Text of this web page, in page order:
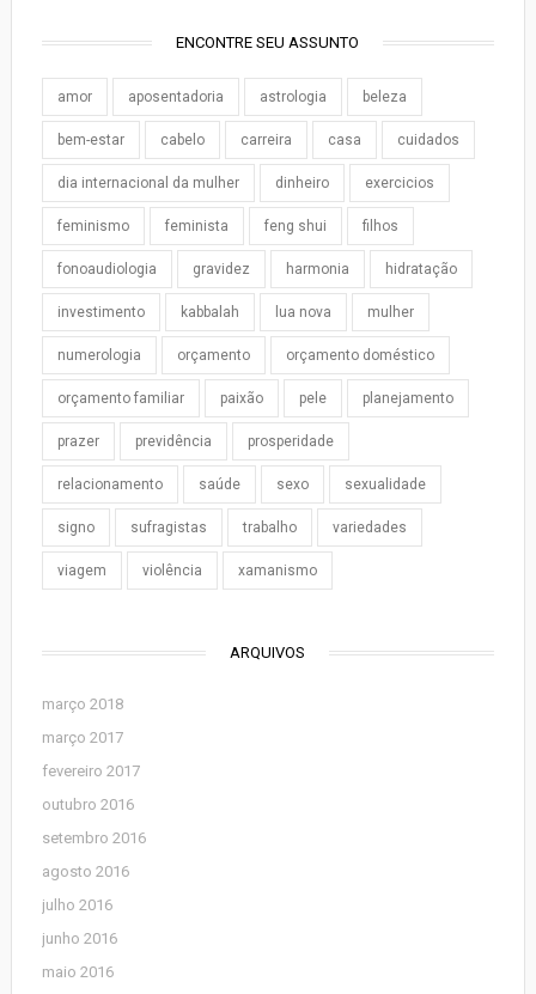
ENCONTRE SEU ASSUNTO
amor aposentadoria astrologia beleza
bem-estar cabelo carreira casa cuidados
dia internacional da mulher dinheiro exercicios
feminismo feminista feng shui filhos
fonoaudiologia gravidez harmonia hidratação
investimento kabbalah lua nova mulher
numerologia orçamento orçamento doméstico
orçamento familiar paixão pele planejamento
prazer previdência prosperidade
relacionamento saúde sexo sexualidade
signo sufragistas trabalho variedades
viagem violência xamanismo
ARQUIVOS
março 2018
março 2017
fevereiro 2017
outubro 2016
setembro 2016
agosto 2016
julho 2016
junho 2016
maio 2016